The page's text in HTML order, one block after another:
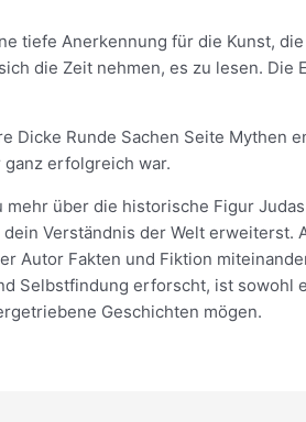
tiefe Anerkennung für die Kunst,
die Zeit nehmen, es zu lesen. Die
Dicke Runde Sachen Seite Mythen
erfolgreich war.
über die historische Figur
Verständnis der Welt erweiterst.
Autor Fakten und Fiktion
Selbstfindung erforscht, ist sowohl
Geschichten mögen.